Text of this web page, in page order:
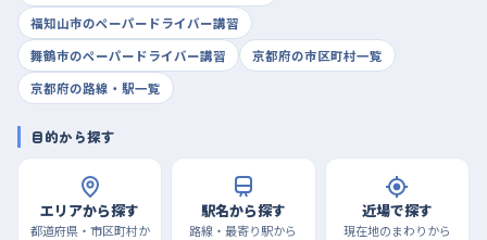
福知山市のペーパードライバー講習
舞鶴市のペーパードライバー講習
京都府の市区町村一覧
京都府の路線・駅一覧
目的から探す
エリアから探す
都道府県・市区町村か
駅名から探す
路線・最寄り駅から
近場で探す
現在地のまわりから